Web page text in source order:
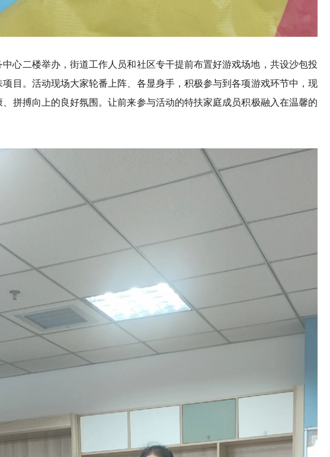
心二楼举办，街道工作人员和社区专干提前布置好游戏场地，共设沙包投
目。活动现场大家轮番上阵、各显身手，积极参与到各项游戏环节中，现
拼搏向上的良好氛围。让前来参与活动的特扶家庭成员积极融入在温馨的